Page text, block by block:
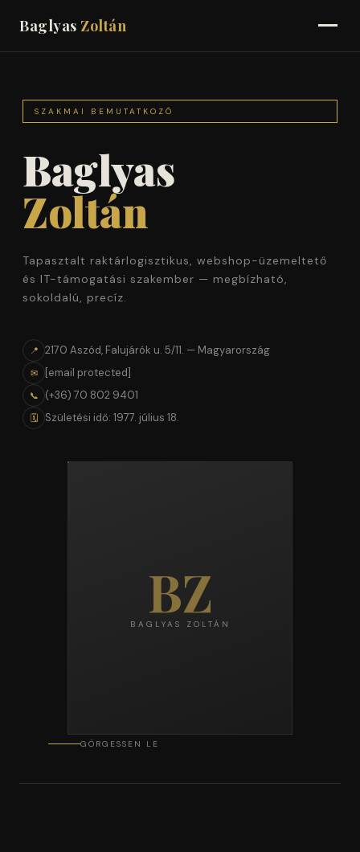
Baglyas Zoltán
KÉSZSÉGEK
KAPCSOLAT
SZAKMAI BEMUTATKOZÓ
Baglyas
Zoltán
Tapasztalt raktárlogisztikus, webshop-üzemeltető
és IT-támogatási szakember — megbízható,
sokoldalú, precíz.
📍 2170 Aszód, Falujárók u. 5/11. — Magyarország
✉ [email protected]
📞 (+36) 70 802 9401
🗓 Születési idő: 1977. július 18.
BZ
BAGLYAS ZOLTÁN
GÖRGESSEN LE